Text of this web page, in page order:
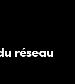
réseau